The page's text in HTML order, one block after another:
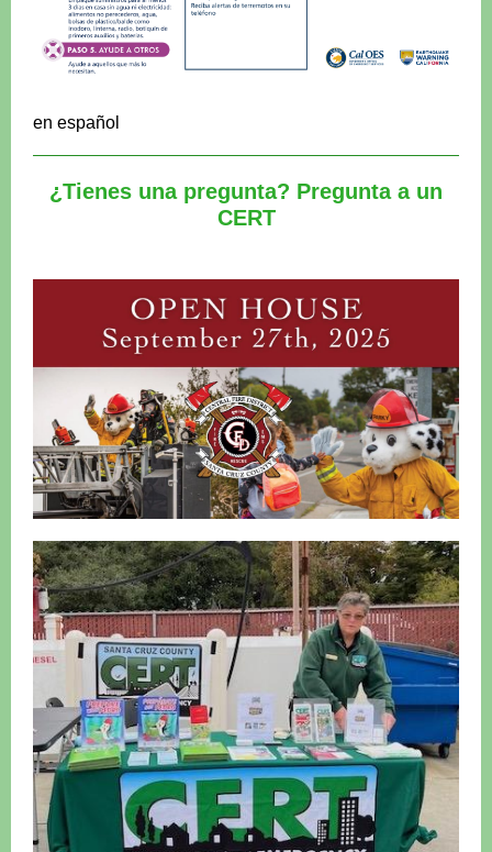
en español
¿Tienes una pregunta? Pregunta a un
CERT